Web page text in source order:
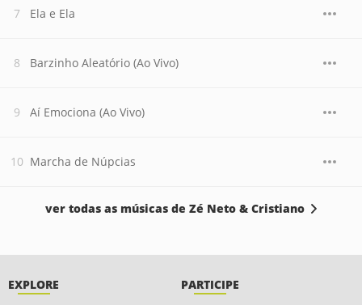
Ela e Ela
Barzinho Aleatório (Ao Vivo)
Aí Emociona (Ao Vivo)
Marcha de Núpcias
ver todas as músicas de Zé Neto & Cristiano
EXPLORE PARTICIPE